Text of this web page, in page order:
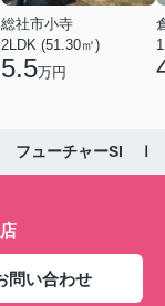
総社市小寺
2LDK (51.30㎡)
5.5万円
フューチャーSI Ⅰ
問い合わせ